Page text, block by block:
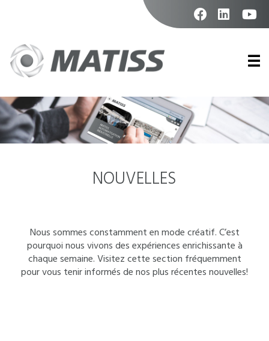
facebooklinkedin
NOUVELLES
Nous sommes constamment en mode créatif. C’est
pourquoi nous vivons des expériences enrichissante à
chaque semaine. Visitez cette section fréquemment
pour vous tenir informés de nos plus récentes nouvelles!